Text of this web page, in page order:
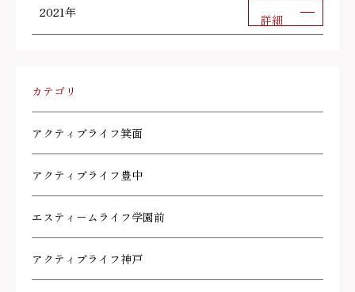
2021年 詳細
カテゴリ
アクティブライフ箕面
アクティブライフ豊中
エスティームライフ学園前
アクティブライフ神戸